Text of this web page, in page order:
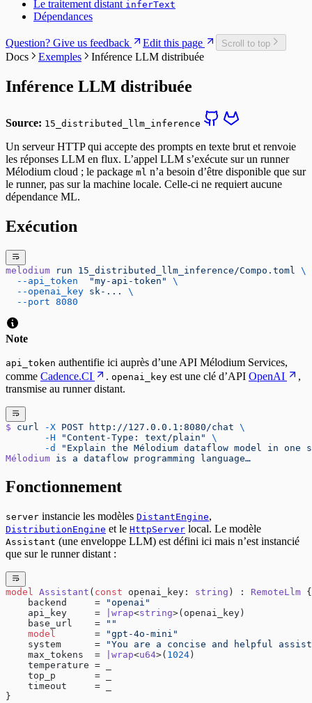
Le traitement distant inferText
Dépendances
Question? Give us feedback Edit this page Scroll to top
Docs Exemples Inférence LLM distribuée
Inférence LLM distribuée
Source: 15_distributed_llm_inference
Un serveur HTTP qui accepte des prompts en texte brut et renvoie
les réponses LLM en flux. L’appel LLM s’exécute sur un runner
Mélodium cloud ; le package ml n’a besoin d’être disponible que sur
le runner, pas sur la machine locale. Celle-ci ne requiert aucune
dépendance ML.
Exécution
melodium run 15_distributed_llm_inference/Compo.toml
\
  --api_token
  "my-api-token"
\
  --openai_key
sk-...
\
  --port
8080
Note
api_token authentifie ici auprès d’une API Mélodium Services,
comme Cadence.CI . openai_key est une clé d’API OpenAI
,
transmise au runner distant.
$ curl -X POST http://127.0.0.1:8080/chat \
       -H
"Content-Type: text/plain"
\
       -d
"Explain the Mélodium dataflow model in one
Mélodium is a dataflow programming language…
Fonctionnement
server instancie les modèles DistantEngine,
DistributionEngine et le HttpServer local. Le modèle
Assistant (une enveloppe LLM) est défini ici mais n’est instancié
que sur le runner distant :
model Assistant ( const openai_key: string ) : RemoteLlm {
    backend     =
"openai"
    api_key     =
|wrap<string>(openai_key)
    base_url    =
""
    model
       =
"gpt-4o-mini"
    system      =
"You are a concise and helpful
    max_tokens  =
|wrap<u64>( 1024 )
    temperature = _
    top_p       = _
    timeout     = _
}